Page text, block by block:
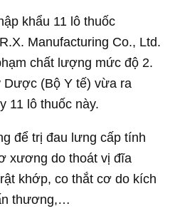
khẩu 11 lô thuốc
Manufacturing Co., Ltd.
chất lượng mức độ 2.
Dược (Bộ Y tế) vừa ra
11 lô thuốc này.
để trị đau lưng cấp tính
xương do thoát vị đĩa
khớp, co thắt cơ do kích
thương,…